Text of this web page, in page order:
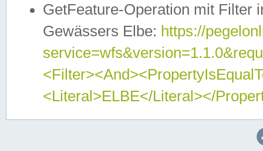
GetFeature-Operation mit Filter
Gewässers Elbe: https://
<Literal>ELBE</Literal></